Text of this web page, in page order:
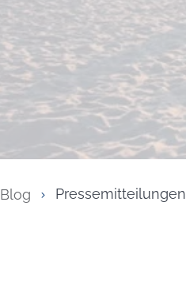
Blog Pressemitteilungen